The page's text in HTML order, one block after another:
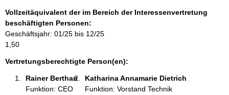
t
i
o
n
e
Vollzeitäquivalent der im Bereich der Interessenvertretung
beschäftigten Personen:
Geschäftsjahr: 01/25 bis 12/25
1,50
Vertretungsberechtigte Person(en):
Rainer Berthan
Funktion: CEO
Katharina Annamarie Dietrich
Funktion: Vorstand Technik